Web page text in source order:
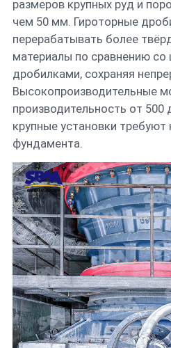
размеров крупных руд и
чем 50 мм. Гироторные
перерабатывать более
материалы по сравнению
дробилками, сохраняя
Высокопроизводительные
производительность от 500
крупные установки требуют
фундамента.